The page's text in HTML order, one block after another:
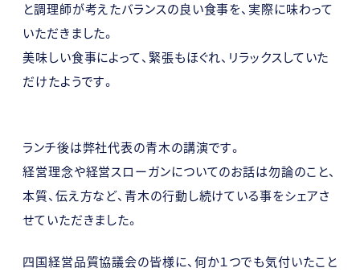
と調理師が考えたバランスの良い食事を、実際に味わって
いただきました。
美味しい食事によって、緊張もほぐれ、リラックスしていた
だけたようです。
ランチ後は弊社代表の青木の講演です。
経営理念や経営スローガンについてのお話は勿論のこと、
本質、伝え方など、青木の行動し続けている事をシェアさ
せていただきました。
四国経営品質協議会の皆様に、何か１つでも気付いたこと